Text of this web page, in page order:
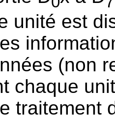
unité est
(non
chaque
traitement